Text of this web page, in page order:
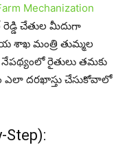
Mechanization
చేతుల మీదుగా
శాఖ మంత్రి తుమ్మల
రైతులు త‌మ‌కు
ద‌ర‌ఖాస్తు చేసుకోవాలో